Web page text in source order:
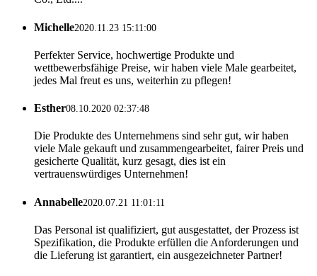
Michelle2020.11.23 15:11:00
Perfekter Service, hochwertige Produkte und
wettbewerbsfähige Preise, wir haben viele Male gearbeitet,
jedes Mal freut es uns, weiterhin zu pflegen!
Esther08.10.2020 02:37:48
Die Produkte des Unternehmens sind sehr gut, wir haben
viele Male gekauft und zusammengearbeitet, fairer Preis und
gesicherte Qualität, kurz gesagt, dies ist ein
vertrauenswürdiges Unternehmen!
Annabelle2020.07.21 11:01:11
Das Personal ist qualifiziert, gut ausgestattet, der Prozess ist
Spezifikation, die Produkte erfüllen die Anforderungen und
die Lieferung ist garantiert, ein ausgezeichneter Partner!